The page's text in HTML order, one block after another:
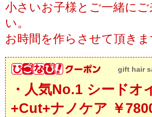
小さいお子様とご一緒に
い。
お時間を作らさせて頂き
gift hair
・人気No.1 シードオ
+Cut+ナノケア ￥